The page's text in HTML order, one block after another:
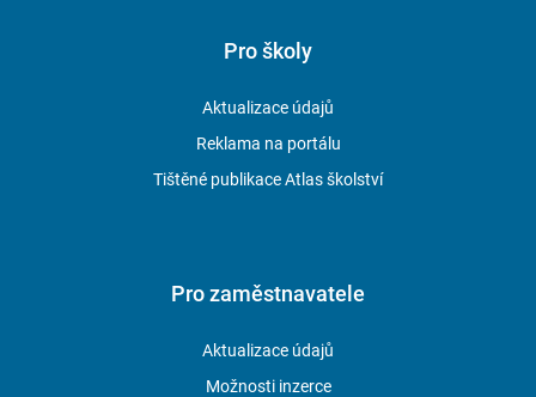
Pro školy
Aktualizace údajů
Reklama na portálu
Tištěné publikace Atlas školství
Pro zaměstnavatele
Aktualizace údajů
Možnosti inzerce